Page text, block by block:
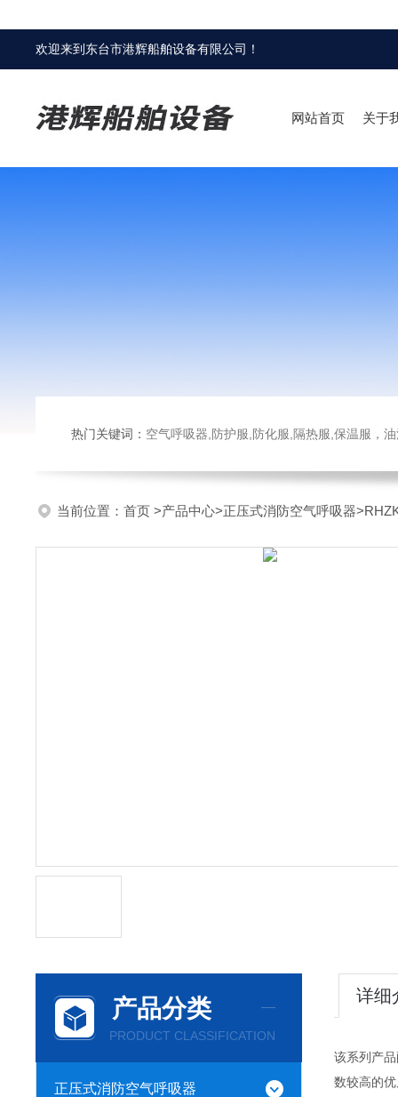
欢迎来到 东台市港辉船舶设备有限公司 ！
网站首页 关于
热门关键词： 空气呼吸器,防护服,防化服,隔热服,保温服，
当前位置： 首页 >产品中心>正压式消防空气呼吸器>
产品分类
PRODUCT CLASSIFICATION
正压式消防空气呼吸器
详细
该系列产
数较高的